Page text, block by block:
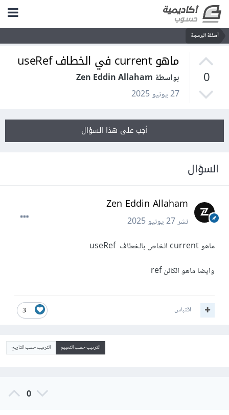
أسئلة البرمجة
0
ماهو current في الخطاف useRef
بواسطة Zen Eddin Allaham
27 يونيو 2025
أجب على هذا السؤال
السؤال
Zen Eddin Allaham
نشر27 يونيو 2025
ماهو current الخاص بالخطاف useRef
وايضا ماهو الكائن ref
3 اقتباس
الترتيب حسب التقييم الترتيب حسب التاريخ
0